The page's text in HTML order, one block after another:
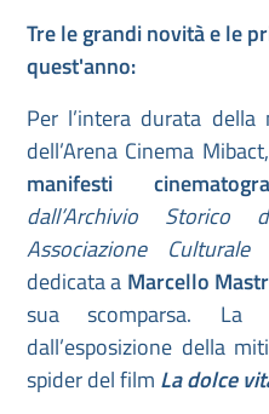
Tre le grandi novità e le
quest'anno:
Per l’intera durata
dell’Arena Cinema
manifesti
dall’Archivio
Associazione
dedicata a Marcello
sua scomparsa. La
dall’esposizione della
spider del film La dolce